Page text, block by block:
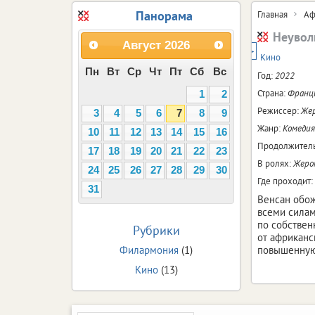
Главная
16+
Кино
Год:2022
Страна:
Режиссер:
Жанр:Комедия
В ролях:
Где проходит:
Венсан
всеми
по
от
Панорама
Август 2026
Пн Вт Ср Чт Пт Сб
Вс
1
2
3
4 5 6 7 8
9
10
11 12 13 14 15
16
17
18 19 20 21 22
23
24
25 26 27 28 29
30
31
Рубрики
Филармония (1)
Кино(13)